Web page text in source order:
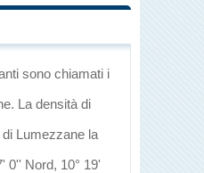
sono chiamati i
La densità di
Lumezzane la
0'' Nord, 10° 19'